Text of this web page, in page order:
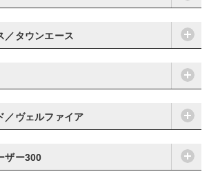
／タウンエース
／ヴェルファイア
ザー300